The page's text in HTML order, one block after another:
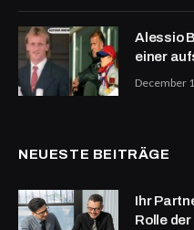
Alessio
einer
December
NEUESTE BEITRÄGE
Ihr
Rolle